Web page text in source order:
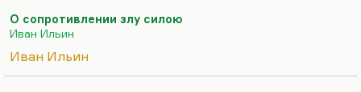
прекрасный знаток античности и так далее,
«Мыслитель», один из героев, там он с
О сопротивлении злу силою
Иван Ильин
Иван Ильин